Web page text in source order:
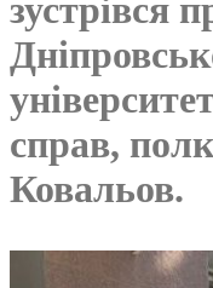
зустрівся
справ,
Ковальов.